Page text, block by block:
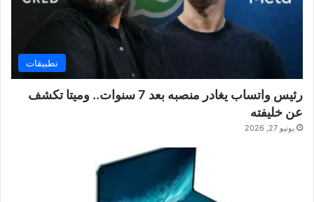
تطبيقات
رئيس واتساب يغادر منصبه بعد 7 سنوات.. وميتا تكشف
عن خليفته
يونيو 27, 2026